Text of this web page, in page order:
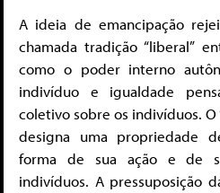
A ideia de emancipação
chamada tradição “liberal”
como o poder interno
indivíduo e igualdade
coletivo sobre os indivíduos. O
designa uma propriedade
forma de sua ação e de
indivíduos. A pressuposição